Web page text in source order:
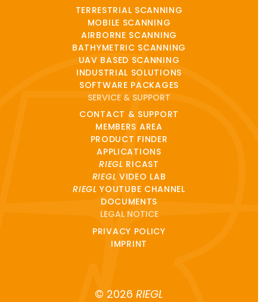
TERRESTRIAL SCANNING
MOBILE SCANNING
AIRBORNE SCANNING
BATHYMETRIC SCANNING
UAV BASED SCANNING
INDUSTRIAL SOLUTIONS
SOFTWARE PACKAGES
SERVICE & SUPPORT
CONTACT & SUPPORT
MEMBERS AREA
PRODUCT FINDER
APPLICATIONS
RIEGL RICAST
RIEGL VIDEO LAB
RIEGL YOUTUBE CHANNEL
DOCUMENTS
LEGAL NOTICE
PRIVACY POLICY
IMPRINT
© 2026 RIEGL